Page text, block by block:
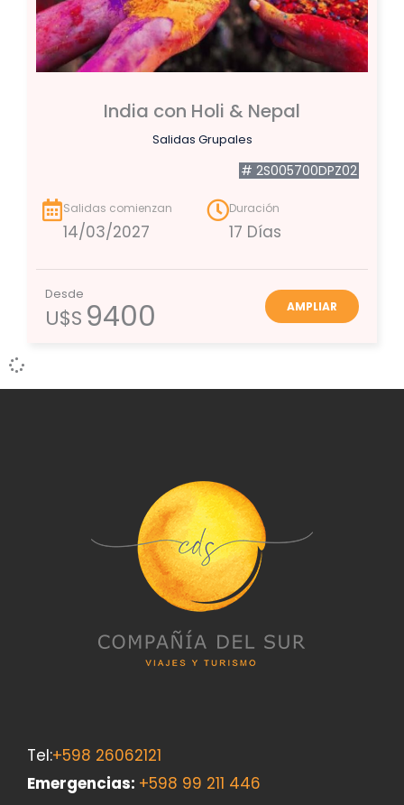
India con Holi & Nepal
Salidas Grupales
# 2S005700DPZ02
Salidas comienzan
14/03/2027
Duración
17 Días
Desde
U$S 9400 AMPLIAR
Tel:+598 26062121
Emergencias: +598 99 211 446